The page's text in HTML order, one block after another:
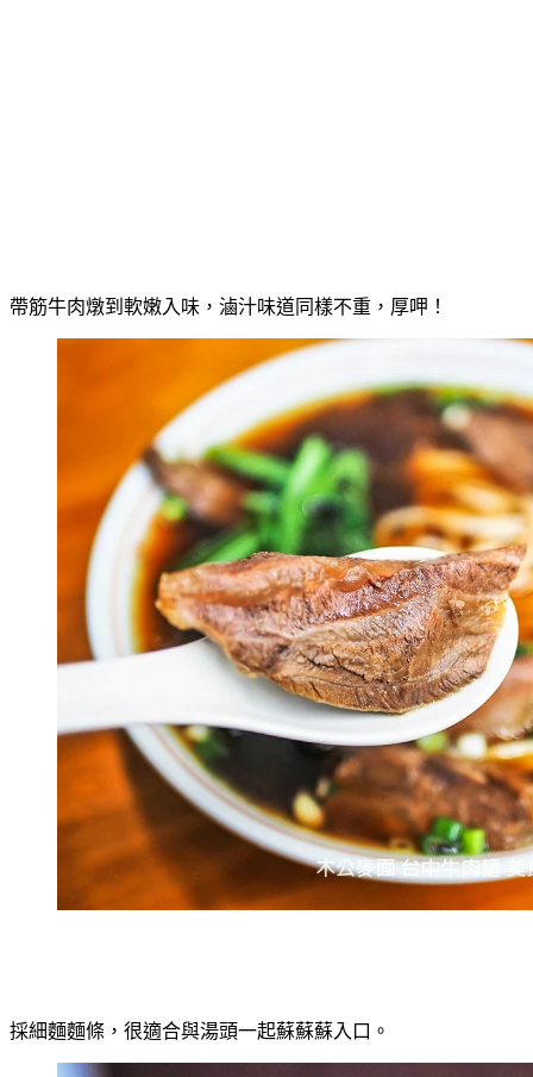
帶筋牛肉燉到軟嫩入味，滷汁味道同樣不重，厚呷！
採細麵麵條，很適合與湯頭一起蘇蘇蘇入口。